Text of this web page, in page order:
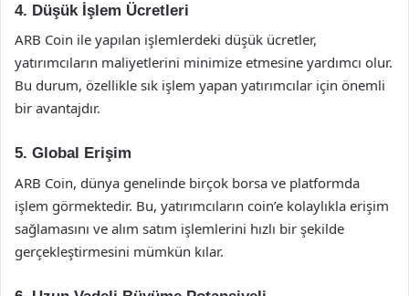
4. Düşük İşlem Ücretleri
ARB Coin ile yapılan işlemlerdeki düşük ücretler,
yatırımcıların maliyetlerini minimize etmesine yardımcı olur.
Bu durum, özellikle sık işlem yapan yatırımcılar için önemli
bir avantajdır.
5. Global Erişim
ARB Coin, dünya genelinde birçok borsa ve platformda
işlem görmektedir. Bu, yatırımcıların coin’e kolaylıkla erişim
sağlamasını ve alım satım işlemlerini hızlı bir şekilde
gerçekleştirmesini mümkün kılar.